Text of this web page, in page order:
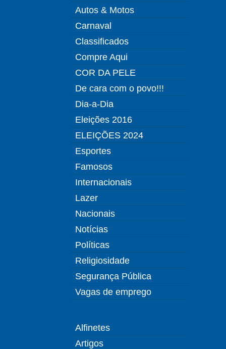
Autos & Motos
Carnaval
Classificados
Compre Aqui
COR DA PELE
De cara com o povo!!!
Dia-a-Dia
Eleições 2016
ELEIÇÕES 2024
Esportes
Famosos
Internacionais
Lazer
Nacionais
Notícias
Políticas
Religiosidade
Segurança Pública
Vagas de emprego
Alfinetes
Artigos